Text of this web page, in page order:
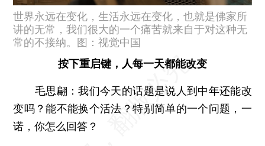
世界永远在变化，生活永远在变化，也就是佛家所
讲的无常，我们很大的一个痛苦就来自于对这种无
常的不接纳。图：视觉中国
按下重启键，人每一天都能改变
毛思翩：我们今天的话题是说人到中年还能改
变吗？能不能换个活法？特别简单的一个问题，一
诺，你怎么回答？